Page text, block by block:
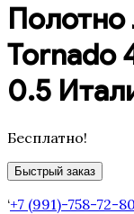
Полотно
Tornado
0.5
Бесплатно!
Быстрый заказ
‘+7 (991)-758-72-80